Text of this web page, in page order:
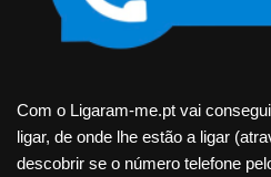
Com o Ligaram-me.pt vai
ligar, de onde lhe estão a ligar
descobrir se o número telefone